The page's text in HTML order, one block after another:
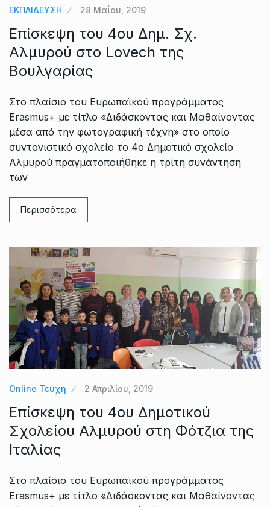
ΕΚΠΑΙΔΕΥΣΗ 28 Μαΐου, 2019
Επίσκεψη του 4ου Δημ. Σχ.
Αλμυρού στο Lovech της
Βουλγαρίας
Στο πλαίσιο του Ευρωπαϊκού προγράμματος
Erasmus+ με τίτλο «Διδάσκοντας και Μαθαίνοντας
μέσα από την φωτογραφική τέχνη» στο οποίο
συντονιστικό σχολείο το 4ο Δημοτικό σχολείο
Αλμυρού πραγματοποιήθηκε η τρίτη συνάντηση
των
Περισσότερα
Online Τεύχη 2 Απριλίου, 2019
Επίσκεψη του 4ου Δημοτικού
Σχολείου Αλμυρού στη Φότζια της
Ιταλίας
Στο πλαίσιο του Ευρωπαϊκού προγράμματος
Erasmus+ με τίτλο «Διδάσκοντας και Μαθαίνοντας